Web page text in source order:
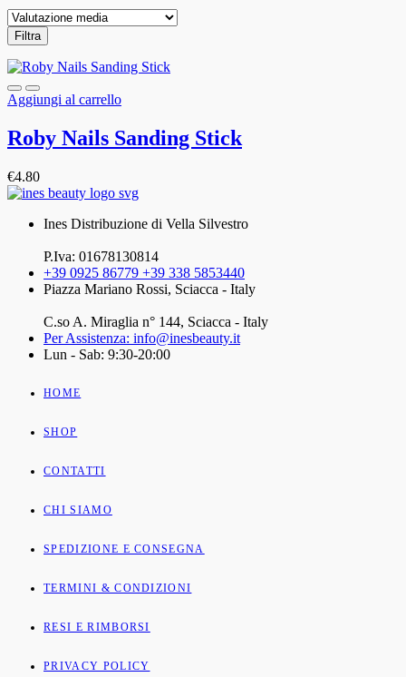
Filtra
Aggiungi al carrello
Roby Nails Sanding Stick
€4.80
Ines Distribuzione di Vella Silvestro
P.Iva: 01678130814
+39 0925 86779 +39 338 5853440
Piazza Mariano Rossi, Sciacca - Italy
C.so A. Miraglia n° 144, Sciacca - Italy
Per Assistenza: info@inesbeauty.it
Lun - Sab: 9:30-20:00
HOME
SHOP
CONTATTI
CHI SIAMO
SPEDIZIONE E CONSEGNA
TERMINI & CONDIZIONI
RESI E RIMBORSI
PRIVACY POLICY